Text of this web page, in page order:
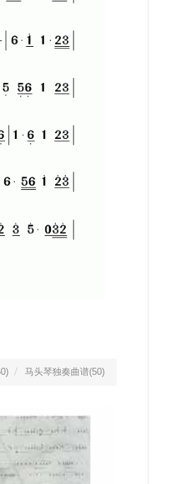
马头琴独奏曲谱(50)